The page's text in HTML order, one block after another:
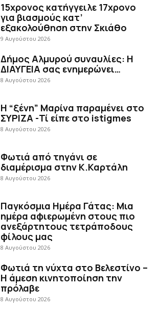
15χρονος κατήγγειλε 17χρονο
για βιασμούς κατ’
εξακολούθηση στην Σκιάθο
9 Αυγούστου 2026
Δήμος Αλμυρού συναυλίες: Η
ΔΙΑΥΓΕΙΑ σας ενημερώνει…
8 Αυγούστου 2026
Η “ξένη” Μαρίνα παραμένει στο
ΣΥΡΙΖΑ -Τί είπε στο istigmes
8 Αυγούστου 2026
Φωτιά από τηγάνι σε
διαμέρισμα στην Κ.Καρτάλη
8 Αυγούστου 2026
Παγκόσμια Ημέρα Γάτας: Μια
ημέρα αφιερωμένη στους πιο
ανεξάρτητους τετράποδους
φίλους μας
8 Αυγούστου 2026
Φωτιά τη νύχτα στο Βελεστίνο –
Η άμεση κινητοποίηση την
πρόλαβε
8 Αυγούστου 2026